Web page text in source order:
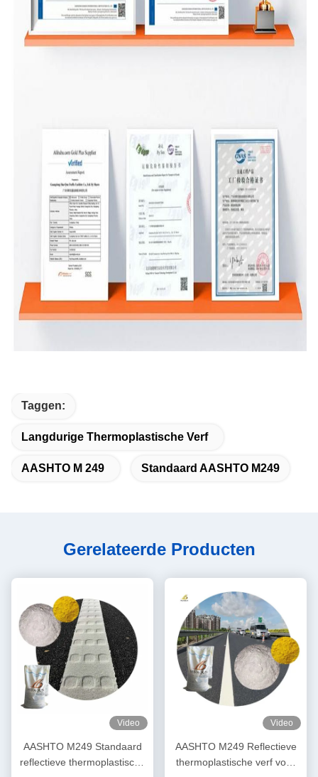
Taggen:
Langdurige Thermoplastische Verf
AASHTO M 249 Standaard AASHTO M249
Gerelateerde Producten
Video
AASHTO M249 Standaard
reflectieve thermoplastische
Video
AASHTO M249 Reflectieve
thermoplastische verf voor